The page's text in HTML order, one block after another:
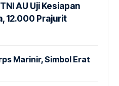
AU Uji Kesiapan
12.000 Prajurit
Marinir, Simbol Erat